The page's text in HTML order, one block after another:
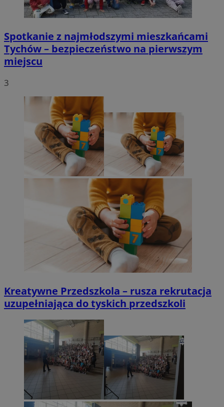
Spotkanie z najmłodszymi mieszkańcami
Tychów – bezpieczeństwo na pierwszym
miejscu
3
Kreatywne Przedszkola – rusza rekrutacja
uzupełniająca do tyskich przedszkoli